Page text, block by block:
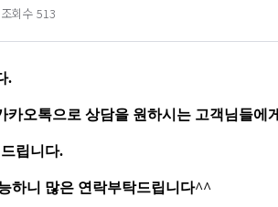
수 513
.
오톡으로 상담을 원하시는 고객님들에게
립니다.
하니 많은 연락부탁드립니다^^